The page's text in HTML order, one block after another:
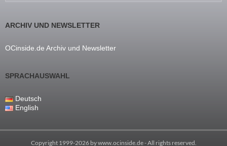
ARCHIV UND NEWSLETTER
OCinside.de Archiv und Newsletter
SPRACHAUSWAHL
Deutsch
English
Copyright 1999-2026 bywww.ocinside.de- All rights reserved.